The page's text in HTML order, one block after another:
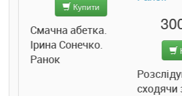
Купити
Смачна абетка.
Ірина Сонечко.
Ранок
сходячи